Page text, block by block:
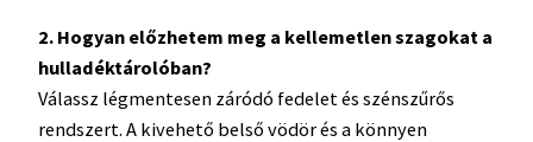
2. Hogyan előzhetem meg a kellemetlen szagokat a
hulladéktárolóban?
Válassz légmentesen záródó fedelet és szénszűrős
rendszert. A kivehető belső vödör és a könnyen